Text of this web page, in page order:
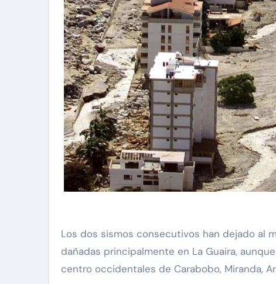
Los dos sismos consecutivos han dejado al
dañadas principalmente en La Guaira,
centro occidentales de Carabobo, Miranda,